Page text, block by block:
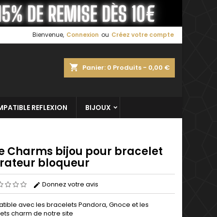
Bienvenue, Connexion ou Créez votre compte
shopping_cart Panier: 0 Produits - 0,00 €
REFLEXION BIJOUX
Charms bijou pour bracelet
bloqueur
Donnez votre avis
avec les bracelets Pandora, Gnoce et les
charm de notre site